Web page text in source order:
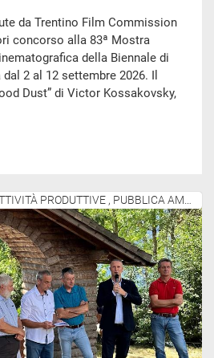
da Trentino Film Commission
concorso alla 83ª Mostra
della Biennale di
2 al 12 settembre 2026. Il
Dust” di Victor Kossakovsky,